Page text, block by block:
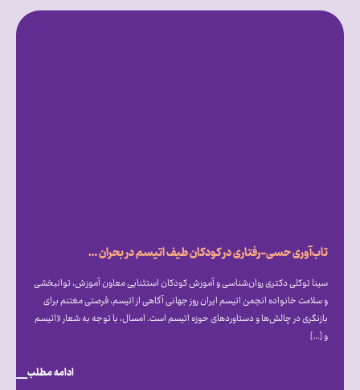
تاب‌آوری حسی-رفتاری در کودکان طیف اتیسم در بحران جنگ
سینا توکلی دکتری روان‌شناسی و آموزش کودکان استثنایی معاون آموزش، توانبخشی
و سلامت خانواده انجمن اتیسم ایران روز جهانی آگاهی از اتیسم، فرصتی مغتنم برای
بازنگری در چالش‌ها و دستاوردهای حوزه اتیسم است. امسال، با توجه به شعار «اتیسم
و […]
ادامه مطلب